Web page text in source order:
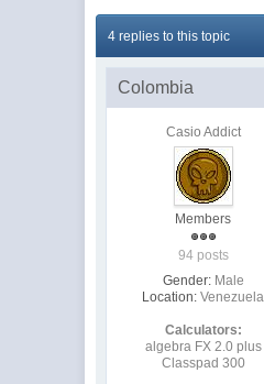
4 replies to this topic
Colombia
Casio Addict
Members
94 posts
Gender: Male
Location: Venezuela
Calculators:
algebra FX 2.0 plus
Classpad 300